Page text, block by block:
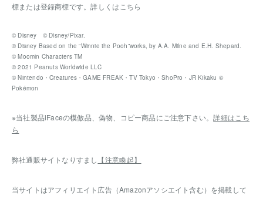
標または登録商標です。詳しくはこちら
© Disney © Disney/Pixar.
© Disney Based on the “Winnie the Pooh”works, by A.A. Milne and E.H. Shepard.
© Moomin Characters TM
© 2021 Peanuts Worldwide LLC
© Nintendo・Creatures・GAME FREAK・TV Tokyo・ShoPro・JR Kikaku ©
Pokémon
※当社製品iFaceの模倣品、偽物、コピー商品にご注意下さい。詳細はこち
ら
弊社通販サイトなりすまし 【注意喚起】
当サイトはアフィリエイト広告（Amazonアソシエイト含む）を掲載して